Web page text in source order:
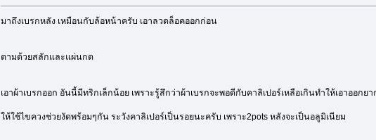
มาถึงเบรกหลัง เหมือนกับล้อหน้าครับ เอาลวดล็อคออกก่อน
ตามด้วยสลักและแผ่นกด
เอาผ้าเบรกออก อันนี้มีทริกเล็กน้อย เพราะรู้สึกว่าผ้าเบรกจะพอดีกับคาลิเปอร์เหลือเกินทำให้เอาออกยา
ให้ใช้ไขควงช่วยงัดพร้อมๆกัน ระวังคาลิเปอร์เป็นรอยนะครับ เพราะ2pots หลังจะเป็นอลูมิเนียม